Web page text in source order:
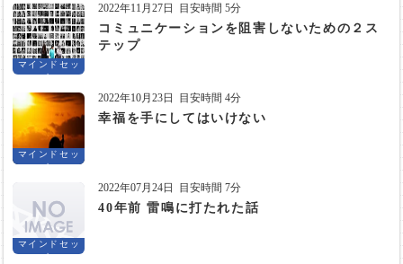
マインドセッ
ト
2022年11月27日 目安時間 5分
コミュニケーションを阻害しないための２ス
テップ
マインドセッ
ト
2022年10月23日 目安時間 4分
幸福を手にしてはいけない
マインドセッ
ト
2022年07月24日 目安時間 7分
40年前 雷鳴に打たれた話